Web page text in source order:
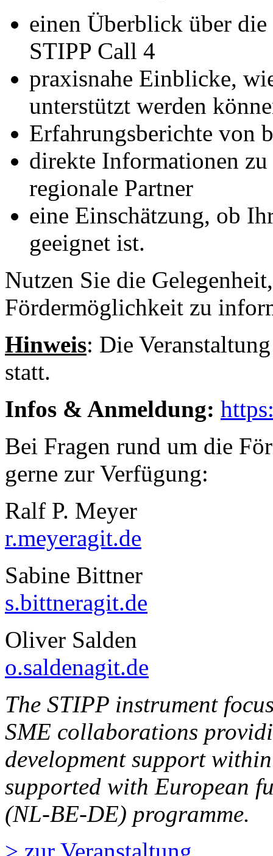
​einen Überblick über
STIPP Call 4
praxisnahe Einblicke,
unterstützt werden
Erfahrungsberichte von
direkte Informationen
regionale Partner
eine Einschätzung, ob
geeignet ist.
Nutzen Sie die
Fördermöglichkeit zu
Hinweis: Die
statt.
Infos & Anmeldung:
​Bei Fragen rund um die
gerne zur Verfügung:
Ralf P. Meyer
r.meyeragit.de
Sabine Bittner
s.bittneragit.de
Oliver Salden
o.saldenagit.de
The STIPP instrument
SME collaborations
development support
supported with European
(NL-BE-DE) programme.
> zur Veranstaltung